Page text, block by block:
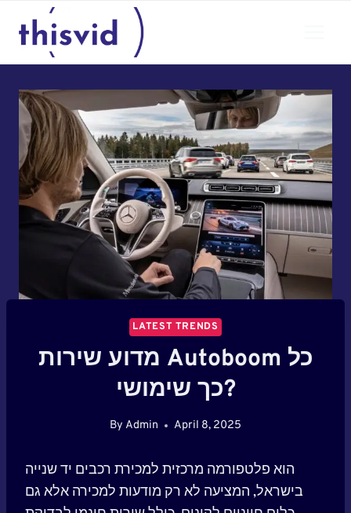
LATEST TRENDS
מדוע שירות Autoboom כל
כך שימושי?
By Admin April 8, 2025
הוא פלטפורמה מרכזית למכירת רכבים יד שנייה
בישראל, המציעה לא רק מודעות למכירה אלא גם